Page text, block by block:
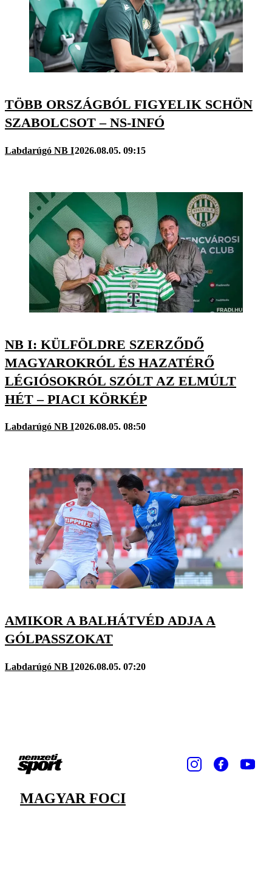
TÖBB ORSZÁGBÓL FIGYELIK SCHÖN
SZABOLCSOT – NS-INFÓ
Labdarúgó NB I2026.08.05. 09:15
NB I: KÜLFÖLDRE SZERZŐDŐ
MAGYAROKRÓL ÉS HAZATÉRŐ
LÉGIÓSOKRÓL SZÓLT AZ ELMÚLT
HÉT – PIACI KÖRKÉP
Labdarúgó NB I2026.08.05. 08:50
AMIKOR A BALHÁTVÉD ADJA A
GÓLPASSZOKAT
Labdarúgó NB I2026.08.05. 07:20
MAGYAR FOCI